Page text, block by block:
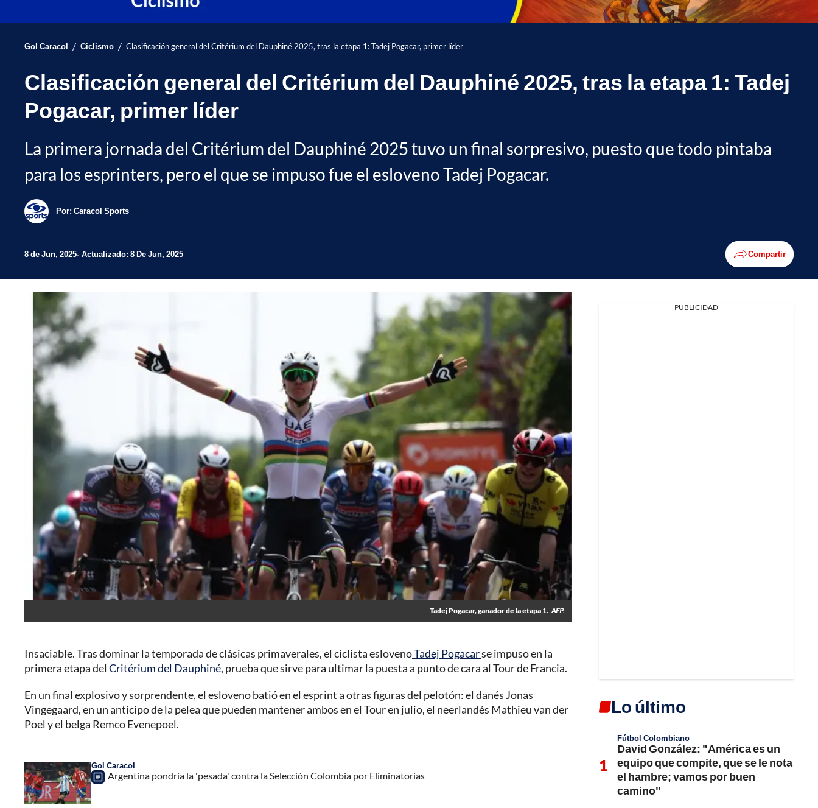
Gol Caracol / Ciclismo / Clasificación general del Critérium del Dauphiné 2025, tras la etapa 1: Tadej Pogacar, primer líder
Clasificación general del Critérium del Dauphiné 2025, tras la etapa 1: Tadej
Pogacar, primer líder
La primera jornada del Critérium del Dauphiné 2025 tuvo un final sorpresivo, puesto que todo pintaba
para los esprinters, pero el que se impuso fue el esloveno Tadej Pogacar.
Por: Caracol Sports
8 de Jun, 2025 Actualizado: 8 De Jun, 2025 Compartir
Tadej Pogacar, ganador de la etapa 1. AFP.
Insaciable. Tras dominar la temporada de clásicas primaverales, el ciclista eslovenoTadej Pogacarse impuso en la
primera etapa del Critérium del Dauphiné, prueba que sirve para ultimar la puesta a punto de cara al Tour de Francia.
En un final explosivo y sorprendente, el esloveno batió en el esprint a otras figuras del pelotón: el danés Jonas
Vingegaard, en un anticipo de la pelea que pueden mantener ambos en el Tour en julio, el neerlandés Mathieu van der
Poel y el belga Remco Evenepoel.
Gol Caracol
Argentina pondría la 'pesada' contra la Selección Colombia por Eliminatorias
PUBLICIDAD
Lo último
Fútbol Colombiano
David González: "América es un
equipo que compite, que se le nota
el hambre; vamos por buen
camino"